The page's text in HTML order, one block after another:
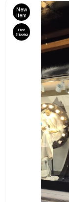
New
Item
Free
Shipping